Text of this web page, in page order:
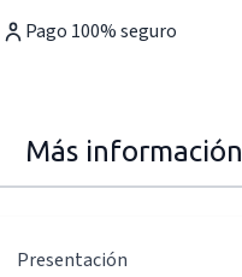
Pago 100% seguro
Más información
Presentación